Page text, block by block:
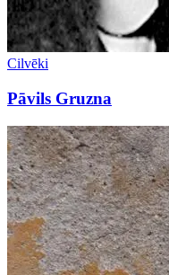
Cilvēki
Pāvils Gruzna